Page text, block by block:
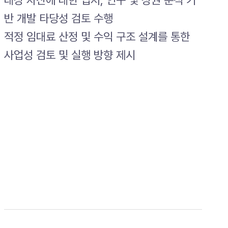
반 개발 타당성 검토 수행
적정 임대료 산정 및 수익 구조 설계를 통한
사업성 검토 및 실행 방향 제시